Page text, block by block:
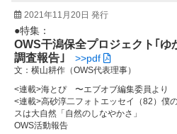
2021年11月20日 発行
●特集：
OWS干潟保全プロジェクト ｢ゆ
調査報告｣
>>pdf
文：横山耕作（OWS代表理事）
<連載>海とぴ 〜エブオブ編集委員より
<連載>高砂淳二フォトエッセイ（82）僕
スは大自然「自然のしなやかさ」
OWS活動報告